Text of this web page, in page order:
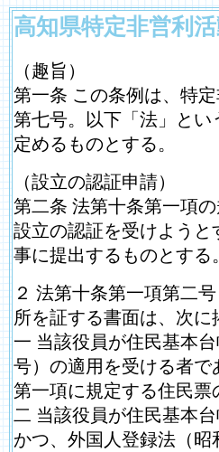
高知県特定非営利
（趣旨）
第一条 この条例は、特
第七号。以下「法」と
定めるものとする。
（設立の認証申請）
第二条 法第十条第一項
設立の認証を受けよう
事に提出するものとする
２ 法第十条第一項第二
所を証する書面は、次
一 当該役員が住民基本
号）の適用を受ける者
第一項に規定する住民票
二 当該役員が住民基本
かつ、外国人登録法（